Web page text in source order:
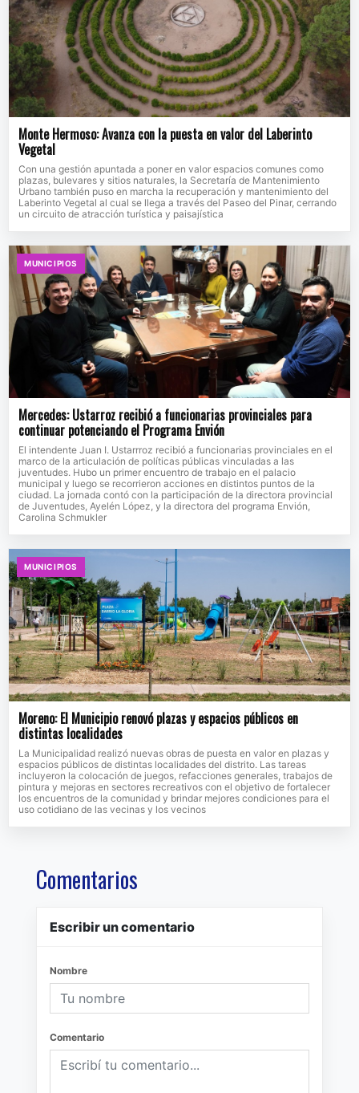
Monte Hermoso: Avanza con la puesta en valor del Laberinto
Vegetal
Con una gestión apuntada a poner en valor espacios comunes como
plazas, bulevares y sitios naturales, la Secretaría de Mantenimiento
Urbano también puso en marcha la recuperación y mantenimiento del
Laberinto Vegetal al cual se llega a través del Paseo del Pinar, cerrando
un circuito de atracción turística y paisajística
MUNICIPIOS
Mercedes: Ustarroz recibió a funcionarias provinciales para
continuar potenciando el Programa Envión
El intendente Juan I. Ustarrroz recibió a funcionarias provinciales en el
marco de la articulación de políticas públicas vinculadas a las
juventudes. Hubo un primer encuentro de trabajo en el palacio
municipal y luego se recorrieron acciones en distintos puntos de la
ciudad. La jornada contó con la participación de la directora provincial
de Juventudes, Ayelén López, y la directora del programa Envión,
Carolina Schmukler
MUNICIPIOS
Moreno: El Municipio renovó plazas y espacios públicos en
distintas localidades
La Municipalidad realizó nuevas obras de puesta en valor en plazas y
espacios públicos de distintas localidades del distrito. Las tareas
incluyeron la colocación de juegos, refacciones generales, trabajos de
pintura y mejoras en sectores recreativos con el objetivo de fortalecer
los encuentros de la comunidad y brindar mejores condiciones para el
uso cotidiano de las vecinas y los vecinos
Comentarios
Escribir un comentario
Nombre
Comentario